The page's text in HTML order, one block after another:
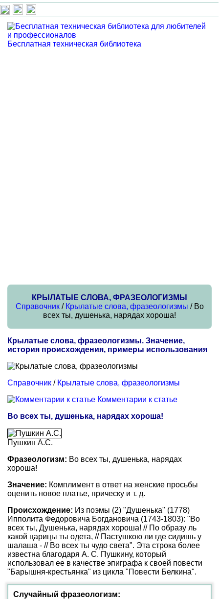
Бесплатная техническая библиотека
КРЫЛАТЫЕ СЛОВА, ФРАЗЕОЛОГИЗМЫ
Справочник/ Крылатые слова, фразеологизмы / Во
всех ты, душенька, нарядах хороша!
Крылатые слова, фразеологизмы. Значение,
история происхождения, примеры использования
Справочник / Крылатые слова, фразеологизмы
Комментарии к статье
Во всех ты, душенька, нарядах хороша!
Пушкин А.С.
Фразеологизм: Во всех ты, душенька, нарядах
хороша!
Значение: Комплимент в ответ на женские просьбы
оценить новое платье, прическу и т. д.
Происхождение: Из поэмы (2) "Душенька" (1778)
Ипполита Федоровича Богдановича (1743-1803): "Во
всех ты, Душенька, нарядах хороша! // По образу ль
какой царицы ты одета, // Пастушкою ли где сидишь у
шалаша - // Во всех ты чудо света". Эта строка более
известна благодаря А. С. Пушкину, который
использовал ее в качестве эпиграфа к своей повести
"Барышня-крестьянка" из цикла "Повести Белкина".
Случайный фразеологизм: